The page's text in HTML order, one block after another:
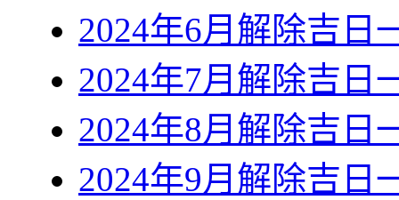
2024年6月解除吉日
2024年7月解除吉日
2024年8月解除吉日
2024年9月解除吉日